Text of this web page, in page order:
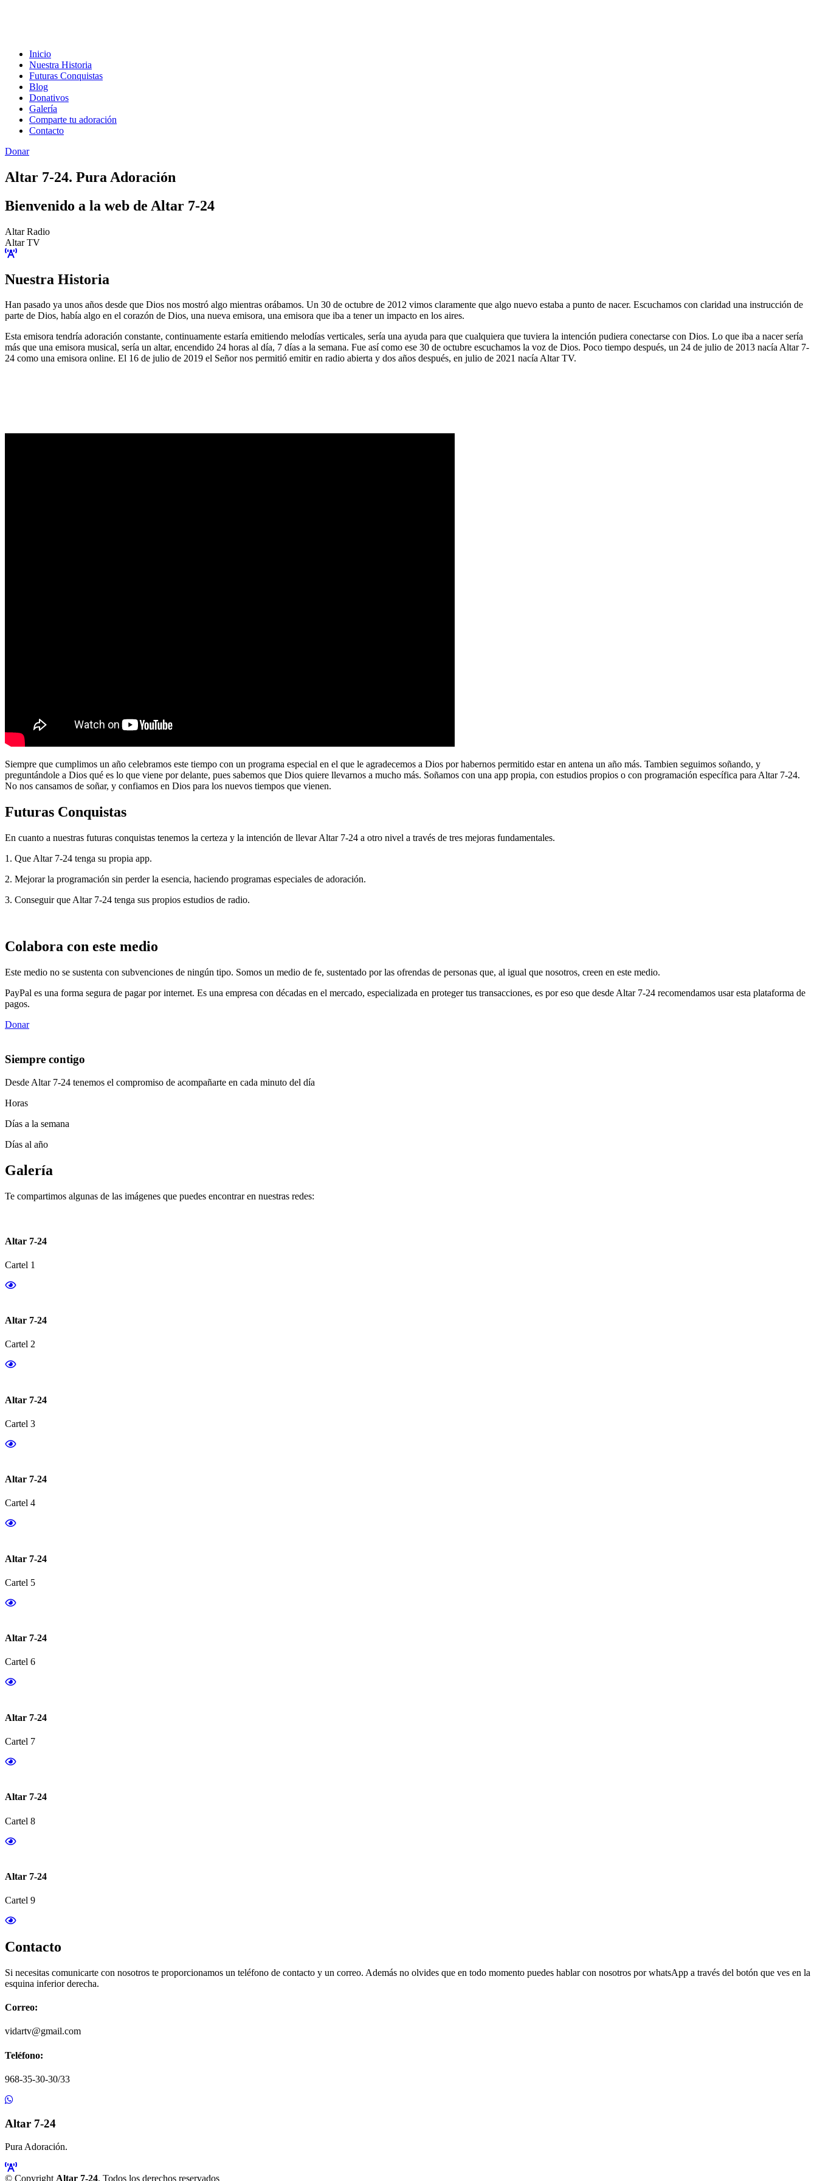
Inicio
Nuestra Historia
Futuras Conquistas
Blog
Donativos
Galería
Comparte tu adoración
Contacto
Donar
Altar 7-24. Pura Adoración
Bienvenido a la web de Altar 7-24
Altar Radio
Altar TV
Nuestra Historia
Han pasado ya unos años desde que Dios nos mostró algo mientras orábamos. Un 30 de octubre de 2012 vimos claramente que algo nuevo estaba a punto de nacer. Escuchamos con claridad una instrucción de
parte de Dios, había algo en el corazón de Dios, una nueva emisora, una emisora que iba a tener un impacto en los aires.
Esta emisora tendría adoración constante, continuamente estaría emitiendo melodías verticales, sería una ayuda para que cualquiera que tuviera la intención pudiera conectarse con Dios. Lo que iba a nacer sería
más que una emisora musical, sería un altar, encendido 24 horas al día, 7 días a la semana. Fue así como ese 30 de octubre escuchamos la voz de Dios. Poco tiempo después, un 24 de julio de 2013 nacía Altar 7-
24 como una emisora online. El 16 de julio de 2019 el Señor nos permitió emitir en radio abierta y dos años después, en julio de 2021 nacía Altar TV.
Siempre que cumplimos un año celebramos este tiempo con un programa especial en el que le agradecemos a Dios por habernos permitido estar en antena un año más. Tambien seguimos soñando, y
preguntándole a Dios qué es lo que viene por delante, pues sabemos que Dios quiere llevarnos a mucho más. Soñamos con una app propia, con estudios propios o con programación específica para Altar 7-24.
No nos cansamos de soñar, y confiamos en Dios para los nuevos tiempos que vienen.
Futuras Conquistas
En cuanto a nuestras futuras conquistas tenemos la certeza y la intención de llevar Altar 7-24 a otro nivel a través de tres mejoras fundamentales.
1. Que Altar 7-24 tenga su propia app.
2. Mejorar la programación sin perder la esencia, haciendo programas especiales de adoración.
3. Conseguir que Altar 7-24 tenga sus propios estudios de radio.
Colabora con este medio
Este medio no se sustenta con subvenciones de ningún tipo. Somos un medio de fe, sustentado por las ofrendas de personas que, al igual que nosotros, creen en este medio.
PayPal es una forma segura de pagar por internet. Es una empresa con décadas en el mercado, especializada en proteger tus transacciones, es por eso que desde Altar 7-24 recomendamos usar esta plataforma de
pagos.
Donar
Siempre contigo
Desde Altar 7-24 tenemos el compromiso de acompañarte en cada minuto del día
Horas
Días a la semana
Días al año
Galería
Te compartimos algunas de las imágenes que puedes encontrar en nuestras redes:
Altar 7-24
Cartel 1
Altar 7-24
Cartel 2
Altar 7-24
Cartel 3
Altar 7-24
Cartel 4
Altar 7-24
Cartel 5
Altar 7-24
Cartel 6
Altar 7-24
Cartel 7
Altar 7-24
Cartel 8
Altar 7-24
Cartel 9
Contacto
Si necesitas comunicarte con nosotros te proporcionamos un teléfono de contacto y un correo. Además no olvides que en todo momento puedes hablar con nosotros por whatsApp a través del botón que ves en la
esquina inferior derecha.
Correo:
vidartv@gmail.com
Teléfono:
968-35-30-30/33
Altar 7-24
Pura Adoración.
© Copyright Altar 7-24. Todos los derechos reservados